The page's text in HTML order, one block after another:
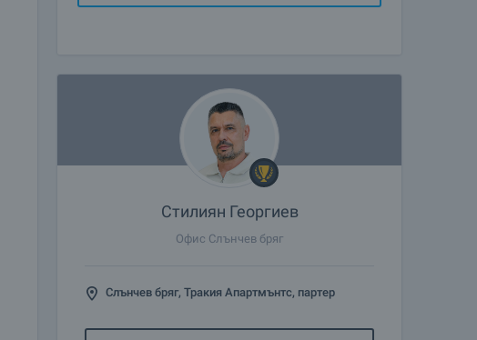
Стилиян Георгиев
Офис Слънчев бряг
Слънчев бряг, Тракия Апартмънтс, партер